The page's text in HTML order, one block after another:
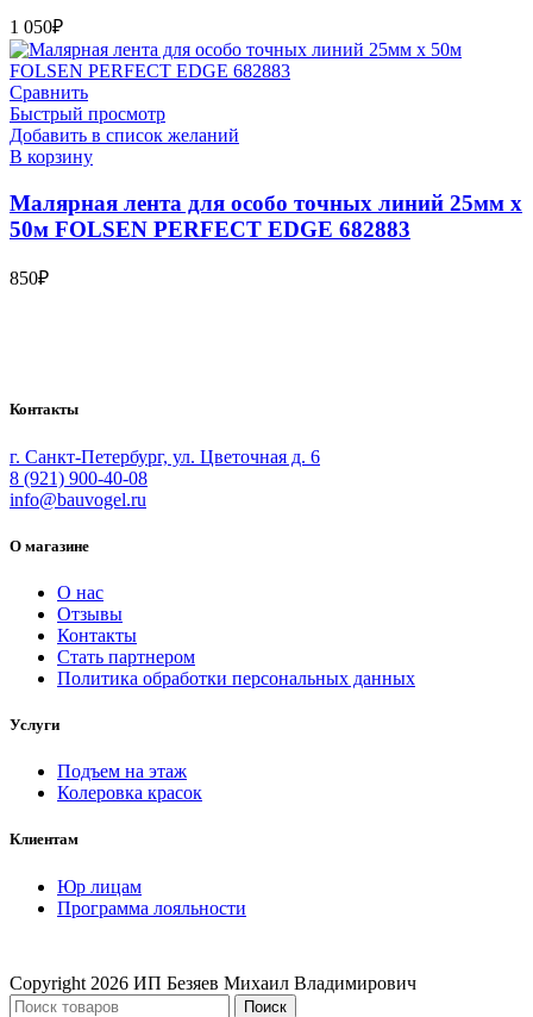
1 050₽
Сравнить
Быстрый просмотр
Добавить в список желаний
В корзину
Малярная лента для особо точных линий 25мм х
50м FOLSEN PERFECT EDGE 682883
850₽
Контакты
г. Санкт-Петербург, ул. Цветочная д. 6
8 (921) 900-40-08
info@bauvogel.ru
О магазине
О нас
Отзывы
Контакты
Стать партнером
Политика обработки персональных данных
Услуги
Подъем на этаж
Колеровка красок
Клиентам
Юр лицам
Программа лояльности
Copyright 2026 ИП Безяев Михаил Владимирович
Поиск